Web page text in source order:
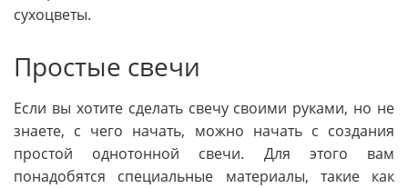
сухоцветы.
Простые свечи
Если вы хотите сделать свечу своими руками, но не
знаете, с чего начать, можно начать с создания
простой однотонной свечи. Для этого вам
понадобятся специальные материалы, такие как